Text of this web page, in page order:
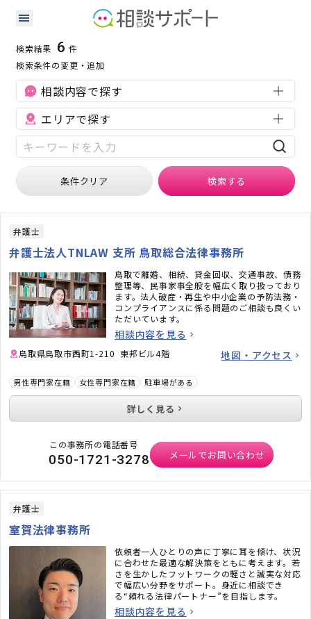
鳥取県の企業法務に強い専門家の検索結果
企業法務
検索結果 6 件
検索条件の変更・追加
相談内容で探す
エリアで探す
条件クリア 検索する
弁護士
弁護士法人TNLAW 支所 鳥取総合法律事務所
鳥取で離婚、相続、貸金回収、交通事故、債務
整理等、民事家事全般を幅広く取り扱っており
ます。法人破産・再生や中小企業の予防法務・
コンプライアンスに係る問題のご相談も良くい
ただいています。
相談内容を見る
鳥取県鳥取市西町1-210 東邦ビル4階 地図・アクセス
男性専門家在籍 女性専門家在籍 駐車場がある
詳しく見る
この事務所の電話番号
050-1721-3278 メールでお問い合わせ
弁護士
室賀法律事務所
依頼者一人ひとりの声に丁寧に耳を傾け、状況
に合わせた最適な解決策をともに考えます。若
さを生かしたフットワークの軽さと誠実な対応
で幅広い分野をサポート。身近に相談でき
る“頼れる法律パートナー”を目指します。
相談内容を見る